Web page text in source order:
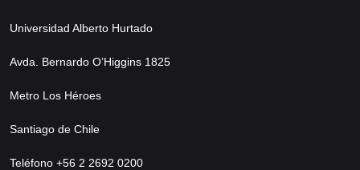
Universidad Alberto Hurtado
Avda. Bernardo O’Higgins 1825
Metro Los Héroes
Santiago de Chile
Teléfono +56 2 2692 0200